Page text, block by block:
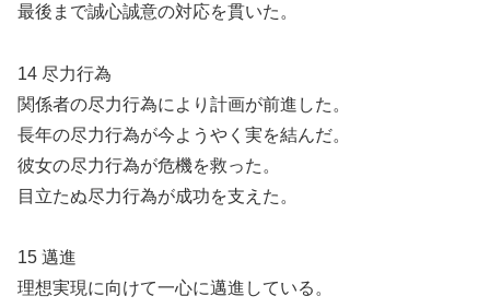
最後まで誠心誠意の対応を貫いた。
14 尽力行為
関係者の尽力行為により計画が前進した。
長年の尽力行為が今ようやく実を結んだ。
彼女の尽力行為が危機を救った。
目立たぬ尽力行為が成功を支えた。
15 邁進
理想実現に向けて一心に邁進している。